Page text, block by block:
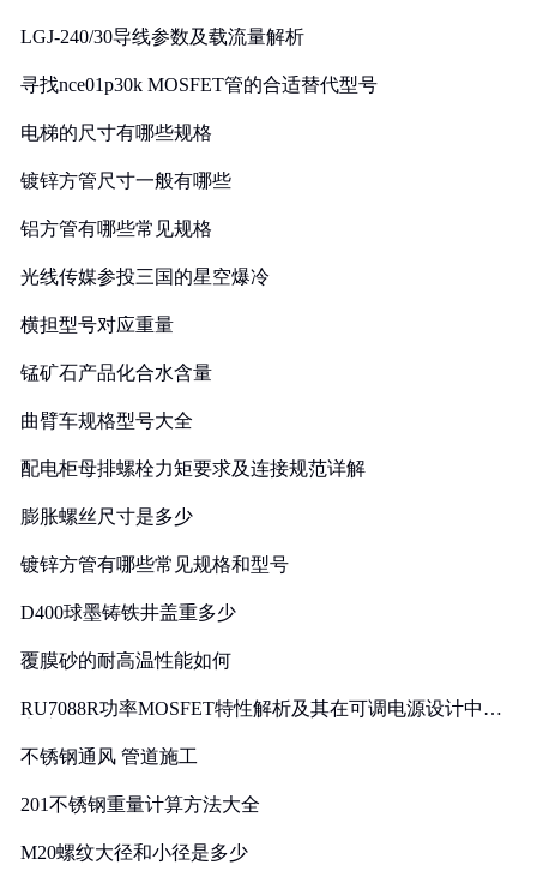
LGJ-240/30导线参数及载流量解析
寻找nce01p30k MOSFET管的合适替代型号
电梯的尺寸有哪些规格
镀锌方管尺寸一般有哪些
铝方管有哪些常见规格
光线传媒参投三国的星空爆冷
横担型号对应重量
锰矿石产品化合水含量
曲臂车规格型号大全
配电柜母排螺栓力矩要求及连接规范详解
膨胀螺丝尺寸是多少
镀锌方管有哪些常见规格和型号
D400球墨铸铁井盖重多少
覆膜砂的耐高温性能如何
RU7088R功率MOSFET特性解析及其在可调电源设计中的
不锈钢通风 管道施工
201不锈钢重量计算方法大全
M20螺纹大径和小径是多少